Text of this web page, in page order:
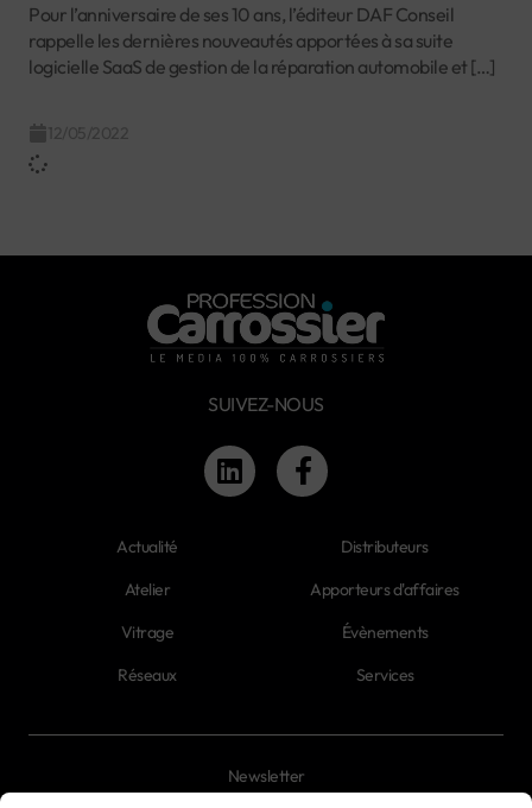
Pour l’anniversaire de ses 10 ans, l’éditeur DAF Conseil
rappelle les dernières nouveautés apportées à sa suite
logicielle SaaS de gestion de la réparation automobile et […]
SUIVEZ-NOUS
Actualité
Atelier
Vitrage
Réseaux
Distributeurs
Apporteurs d'affaires
Évènements
Services
Newsletter